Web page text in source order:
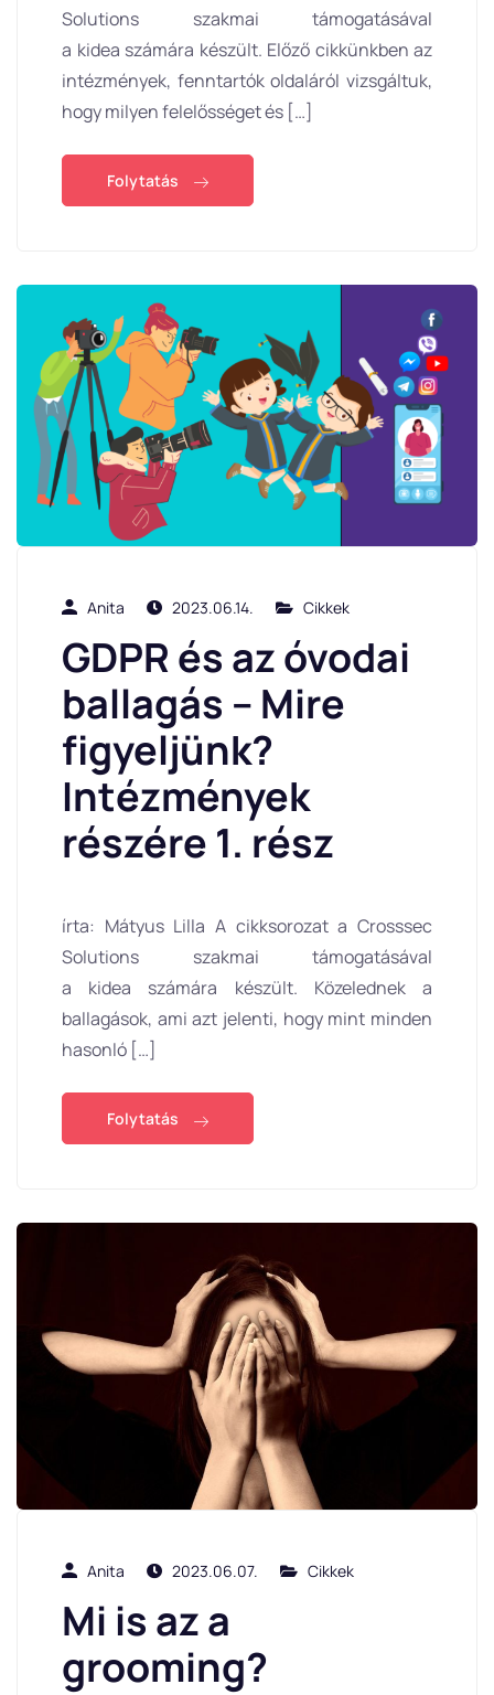
Solutions szakmai támogatásával
a kidea számára készült. Előző cikkünkben az
intézmények, fenntartók oldaláról vizsgáltuk,
hogy milyen felelősséget és […]
Folytatás
Anita 2023.06.14. Cikkek
GDPR és az óvodai
ballagás – Mire
figyeljünk?
Intézmények
részére 1. rész
írta: Mátyus Lilla A cikksorozat a Crosssec
Solutions szakmai támogatásával
a kidea számára készült. Közelednek a
ballagások, ami azt jelenti, hogy mint minden
hasonló […]
Folytatás
Anita 2023.06.07. Cikkek
Mi is az a
grooming?